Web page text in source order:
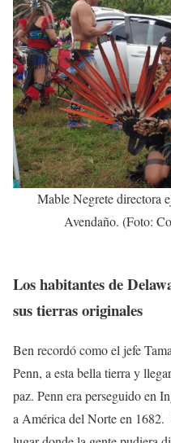
Mable Negrete directora
Avendaño. (Foto:
Los habitantes de
sus tierras originales
Ben recordó como el jefe
Penn, a esta bella tierra y
paz. Penn era perseguido en
a América del Norte en